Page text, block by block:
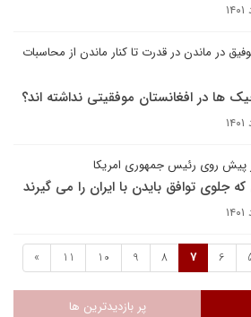
در ماندن در قدرت تا کنار ماندن از محاسبات
ها در افغانستان موفقیتی نداشته اند؟
پیش روی رئیس جمهوری امریکا
که جلوی توافق بایدن با ایران را می گیرند
6
7
8
9
10
11
»
پر بازدیدترین ها